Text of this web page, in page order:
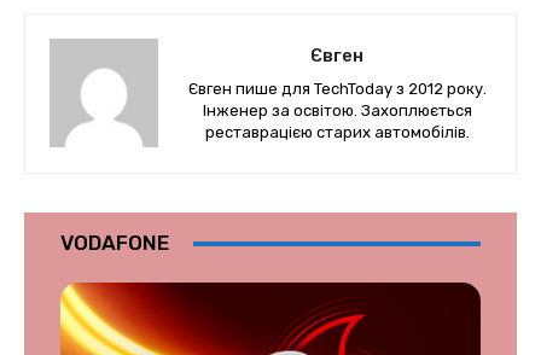
Євген
Євген пише для TechToday з 2012 року.
Інженер за освітою. Захоплюється
реставрацією старих автомобілів.
VODAFONE